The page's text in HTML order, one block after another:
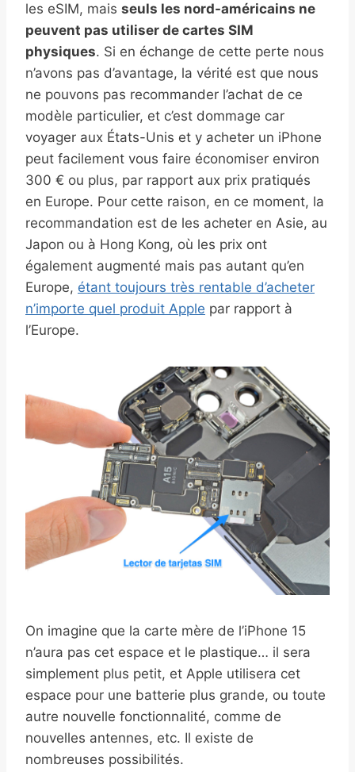
les eSIM, mais seuls les nord-américains ne
peuvent pas utiliser de cartes SIM
physiques. Si en échange de cette perte nous
n’avons pas d’avantage, la vérité est que nous
ne pouvons pas recommander l’achat de ce
modèle particulier, et c’est dommage car
voyager aux États-Unis et y acheter un iPhone
peut facilement vous faire économiser environ
300 € ou plus, par rapport aux prix pratiqués
en Europe. Pour cette raison, en ce moment, la
recommandation est de les acheter en Asie, au
Japon ou à Hong Kong, où les prix ont
également augmenté mais pas autant qu’en
Europe, étant toujours très rentable d’acheter
n’importe quel produit Apple par rapport à
l’Europe.
On imagine que la carte mère de l’iPhone 15
n’aura pas cet espace et le plastique… il sera
simplement plus petit, et Apple utilisera cet
espace pour une batterie plus grande, ou toute
autre nouvelle fonctionnalité, comme de
nouvelles antennes, etc. Il existe de
nombreuses possibilités.